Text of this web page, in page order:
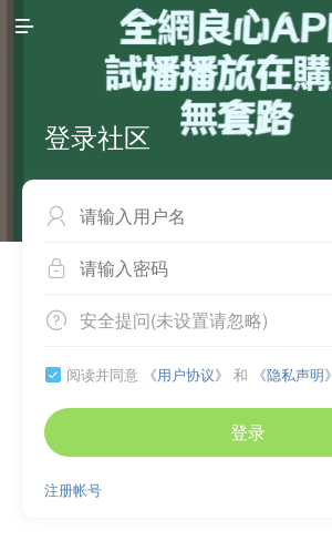

登录社区


 安全提问(未设置请忽略)
 阅读并同意 《用户协议》 和 《隐私声明》
登录
注册帐号